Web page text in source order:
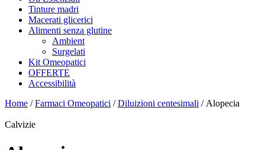
Tinture madri
Macerati glicerici
Alimenti senza glutine
Ambient
Surgelati
Kit Omeopatici
OFFERTE
Accessibilità
Home /Farmaci Omeopatici /Diluizioni centesimali / Alopecia
Calvizie